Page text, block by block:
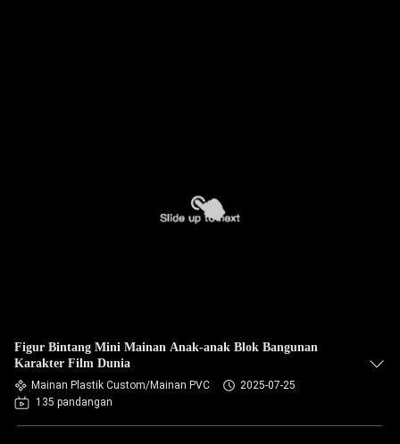
Figur Bintang Mini Mainan Anak-anak Blok Bangunan
Karakter Film Dunia
Mainan Plastik Custom/Mainan PVC
2025-07-25
135 pandangan